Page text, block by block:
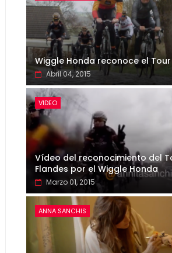
Wiggle Honda reconoce el
Abril 04, 2015
VIDEO
Vídeo del reconocimiento del
Flandes por el Wiggle Honda
Marzo 01, 2015
ANNA SANCHIS